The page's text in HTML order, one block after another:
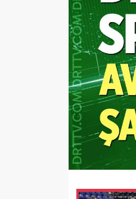
Yazarlar
Resmi İlan
Resmi Reklam